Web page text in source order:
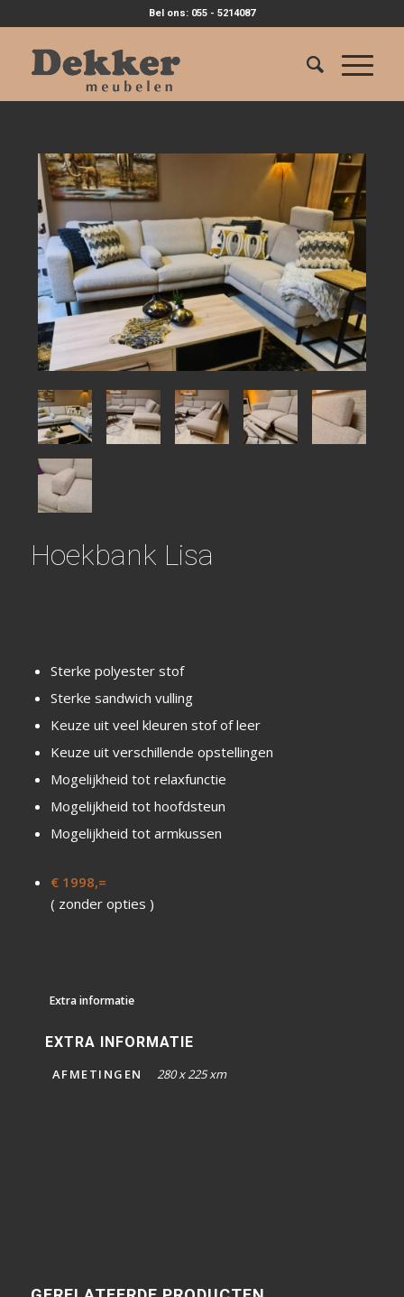
Bel ons: 055 - 5214087
Hoekbank Lisa
Sterke polyester stof
Sterke sandwich vulling
Keuze uit veel kleuren stof of leer
Keuze uit verschillende opstellingen
Mogelijkheid tot relaxfunctie
Mogelijkheid tot hoofdsteun
Mogelijkheid tot armkussen
€ 1998,=
( zonder opties )
Extra informatie
EXTRA INFORMATIE
AFMETINGEN 280 x 225 xm